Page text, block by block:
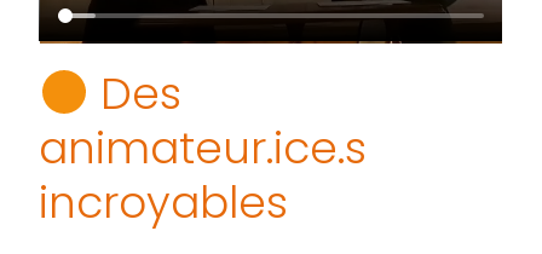
Des
animateur.ice.s
incroyables